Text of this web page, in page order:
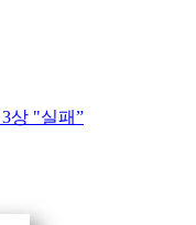
상 "실패”